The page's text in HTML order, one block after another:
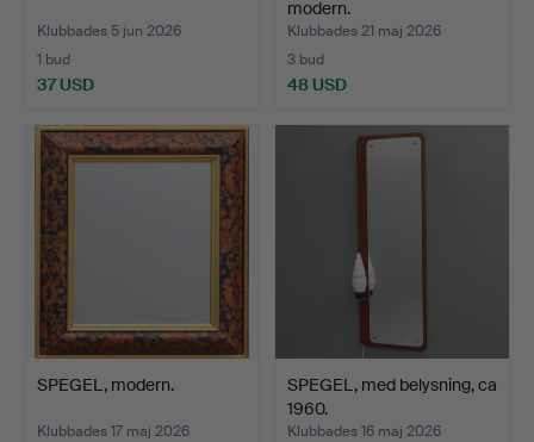
Klubbades 5 jun 2026
1 bud
37 USD
modern.
Klubbades 21 maj 2026
3 bud
48 USD
SPEGEL, modern.
Klubbades 17 maj 2026
SPEGEL, med belysning, ca
1960.
Klubbades 16 maj 2026